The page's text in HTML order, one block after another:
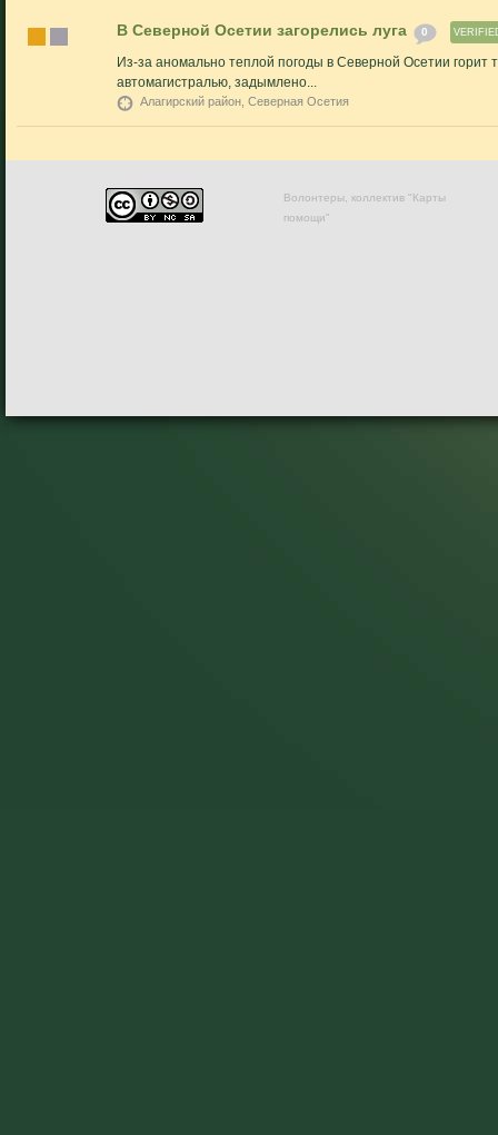
В Северной Осетии загорелись луга 0
Из-за аномально теплой погоды в Северной Осетии горит
автомагистралью, задымлено...
Алагирский район, Северная Осетия
Волонтеры, коллектив "Карты
помощи"